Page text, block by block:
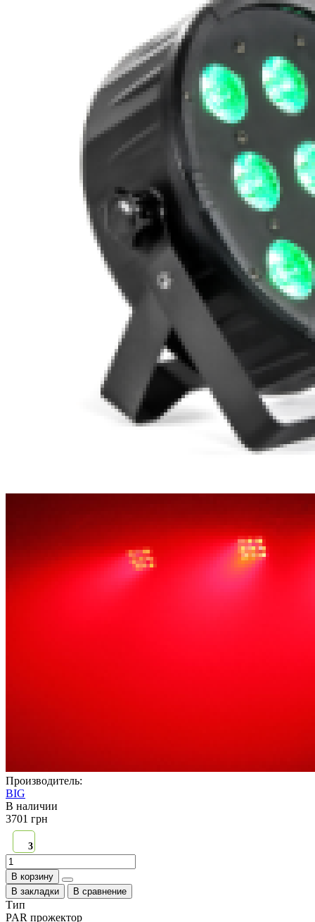
Производитель:
BIG
В наличии
3701 грн
3
В корзину
В закладки
В сравнение
Тип
PAR прожектор